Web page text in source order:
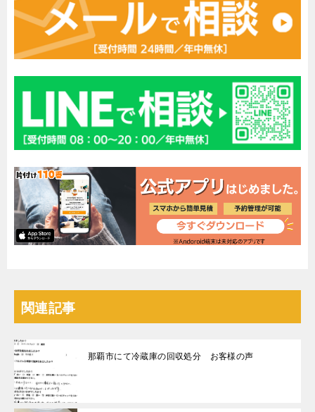
関連記事
那覇市にて冷蔵庫の回収処分 お客様の声